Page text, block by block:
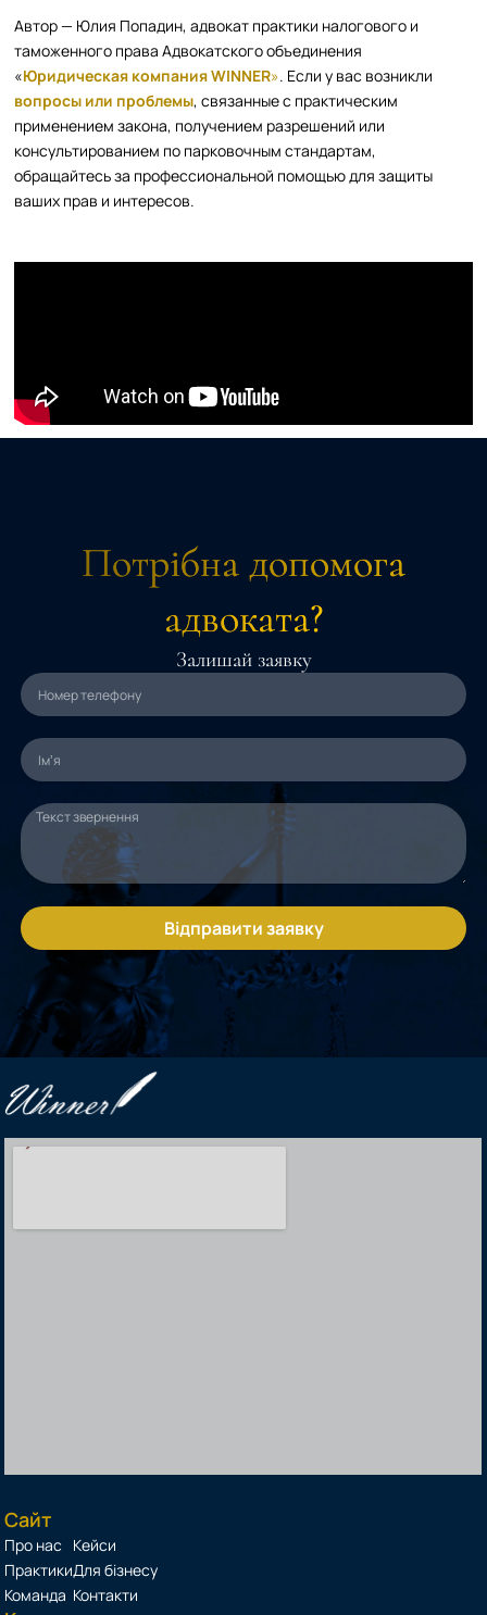
Автор — Юлия Попадин, адвокат практики налогового и
таможенного права Адвокатского объединения
«Юридическая компания WINNER». Если у вас возникли
вопросы или проблемы, связанные с практическим
применением закона, получением разрешений или
консультированием по парковочным стандартам,
обращайтесь за профессиональной помощью для защиты
ваших прав и интересов.
Потрібна допомога
адвоката?
Залишай заявку
Відправити заявку
Сайт
Про нас
Практики
Команда
Кейси
Для бізнесу
Контакти